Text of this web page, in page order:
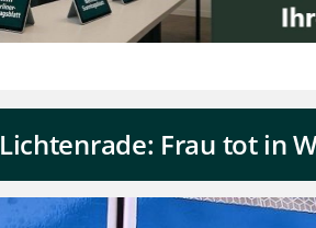
Lichtenrade: Frau tot in